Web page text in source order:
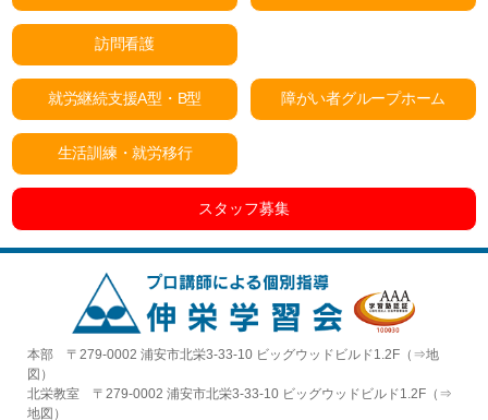
訪問看護
就労継続支援A型・B型 障がい者グループホーム
生活訓練・就労移行
スタッフ募集
本部 〒279-0002 浦安市北栄3-33-10 ビッグウッドビルド1.2F（⇒地
図 ）
北栄教室 〒279-0002 浦安市北栄3-33-10 ビッグウッドビルド1.2F（⇒
地図 ）